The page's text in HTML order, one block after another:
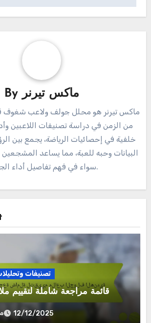
By ماكس تيرنر
ماكس تيرنر هو محلل جولف ولاعب شغوف
من الزمن في دراسة تصنيفات اللاعبين
خلفية في إحصائيات الرياضة، يجمع بين
البيانات وحبه للعبة، مما يساعد
سواء في فهم تفاصيل أداء الجولف.
تصنيفات
قائمة مراجعة شاملة لتقييم
12/12/2025